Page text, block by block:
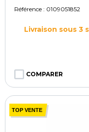
Référence : 0109051852
Livraison sous 3
COMPARER
TOP VENTE